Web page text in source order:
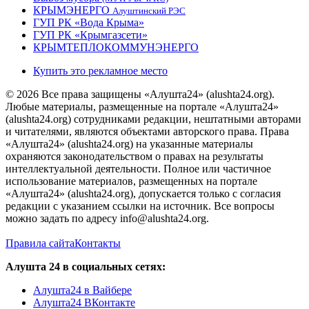
КРЫМЭНЕРГО Алуштинский РЭС
ГУП РК «Вода Крыма»
ГУП РК «Крымгазсети»
КРЫМТЕПЛОКОММУНЭНЕРГО
Купить это рекламное место
© 2026 Все права защищены «Алушта24» (alushta24.org).
Любые материалы, размещенные на портале «Алушта24»
(alushta24.org) сотрудниками редакции, нештатными авторами
и читателями, являются объектами авторского права. Права
«Алушта24» (alushta24.org) на указанные материалы
охраняются законодательством о правах на результаты
интеллектуальной деятельности. Полное или частичное
использование материалов, размещенных на портале
«Алушта24» (alushta24.org), допускается только с согласия
редакции с указанием ссылки на источник. Все вопросы
можно задать по адресу info@alushta24.org.
Правила сайтаКонтакты
Алушта 24 в социальных сетях:
Алушта24 в Вайбере
Алушта24 ВКонтакте